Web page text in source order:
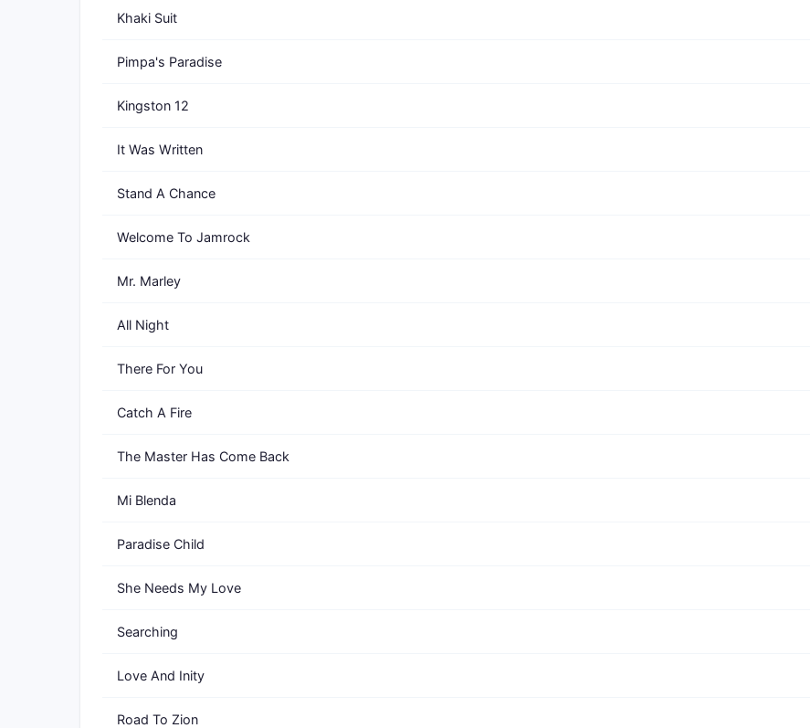
Khaki Suit
Pimpa's Paradise
Kingston 12
It Was Written
Stand A Chance
Welcome To Jamrock
Mr. Marley
All Night
There For You
Catch A Fire
The Master Has Come Back
Mi Blenda
Paradise Child
She Needs My Love
Searching
Love And Inity
Road To Zion